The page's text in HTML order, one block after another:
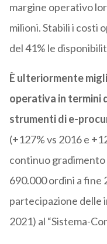
margine operativo
milioni. Stabili i costi
del 41% le
È ulteriormente
operativa in termini
strumenti di e-
(+127% vs 2016 e
continuo gradimento
690.000 ordini a fine
partecipazione delle
2021) al “Sistema-